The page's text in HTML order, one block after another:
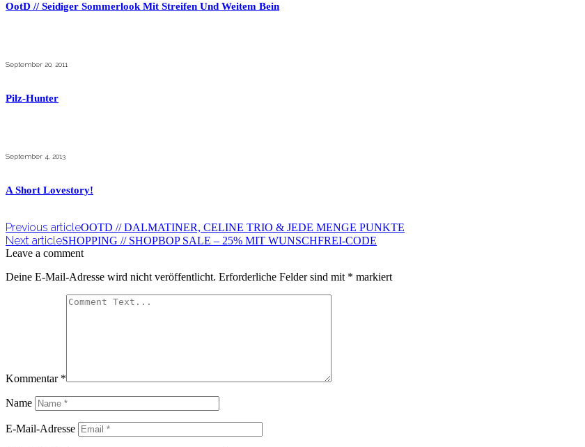
OotD // Seidiger Sommerlook Mit Streifen Und Weitem Bein
September 20, 2011
Pilz-Hunter
September 4, 2013
A Short Lovestory!
Previous articleOOTD // DALMATINER, CELINE TRIO & JEDE MENGE PUNKTE
Next articleSHOPPING // SHOPBOP SALE – 25% MIT WUNSCHFREI-CODE
Leave a comment
Deine E-Mail-Adresse wird nicht veröffentlicht. Erforderliche Felder sind mit * markiert
Kommentar *
Name
E-Mail-Adresse